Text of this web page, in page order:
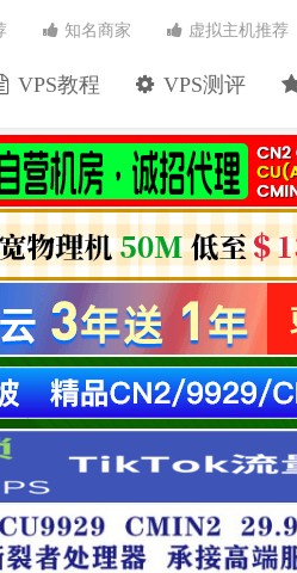
VPS教程 VPS测评
知名商家 虚拟主机推荐